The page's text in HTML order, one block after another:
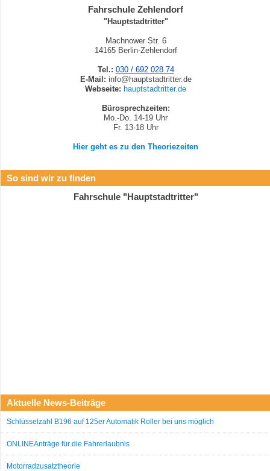
Fahrschule Zehlendorf
"Hauptstadtritter"
Machnower Str. 6
14165 Berlin-Zehlendorf
Tel.: 030 / 692 028 74
E-Mail: info@hauptstadtritter.de
Webseite: hauptstadtritter.de
Bürosprechzeiten:
Mo.-Do. 14-19 Uhr
Fr. 13-18 Uhr
Hier geht es zu den Theoriezeiten
So sind wir zu finden
Fahrschule "Hauptstadtritter"
Aktuelle News-Beiträge
Schlüsselzahl B196 auf 125er Automatik Roller bei uns möglich
ONLINEAnträge für die Fahrerlaubnis
Motorradzusatztheorie